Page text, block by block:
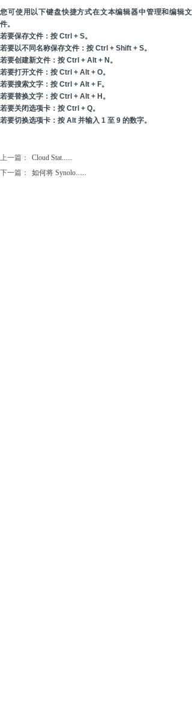
您可使用以下键盘快捷方式在文本编辑器中管理和编辑文
件。
若要保存文件：按 Ctrl + S。
若要以不同名称保存文件：按 Ctrl + Shift + S。
若要创建新文件：按 Ctrl + Alt + N。
若要打开文件：按 Ctrl + Alt + O。
若要搜索文字：按 Ctrl + Alt + F。
若要替换文字：按 Ctrl + Alt + H。
若要关闭选项卡：按 Ctrl + Q。
若要切换选项卡：按 Alt 并输入 1 至 9 的数字。
上一篇：
Cloud Stat......
下一篇：
如何将 Synolo......